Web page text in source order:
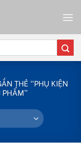
THẺ “PHỤ KIỆN